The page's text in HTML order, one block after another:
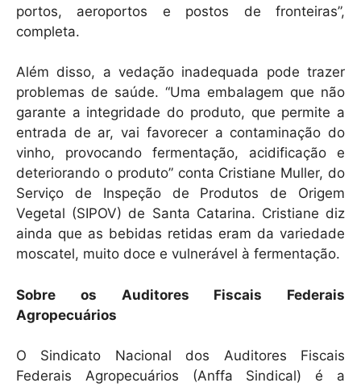
portos, aeroportos e postos de fronteiras”,
completa.
Além disso, a vedação inadequada pode trazer
problemas de saúde. “Uma embalagem que não
garante a integridade do produto, que permite a
entrada de ar, vai favorecer a contaminação do
vinho, provocando fermentação, acidificação e
deteriorando o produto” conta Cristiane Muller, do
Serviço de Inspeção de Produtos de Origem
Vegetal (SIPOV) de Santa Catarina. Cristiane diz
ainda que as bebidas retidas eram da variedade
moscatel, muito doce e vulnerável à fermentação.
Sobre os Auditores Fiscais Federais
Agropecuários
O Sindicato Nacional dos Auditores Fiscais
Federais Agropecuários (Anffa Sindical) é a